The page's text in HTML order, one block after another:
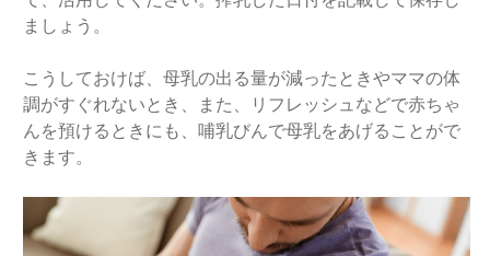
ましょう。
こうしておけば、母乳の出る量が減ったときやママの体
調がすぐれないとき、また、リフレッシュなどで赤ちゃ
んを預けるときにも、哺乳びんで母乳をあげることがで
きます。